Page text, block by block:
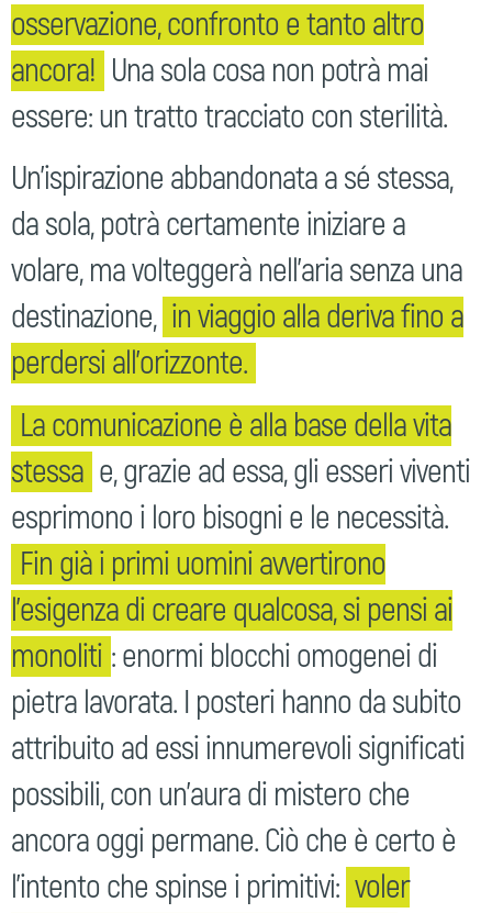
osservazione, confronto e tanto altro
ancora! Una sola cosa non potrà mai
essere: un tratto tracciato con sterilità.
Un’ispirazione abbandonata a sé stessa,
da sola, potrà certamente iniziare a
volare, ma volteggerà nell’aria senza una
destinazione, in viaggio alla deriva fino a
perdersi all’orizzonte.
La comunicazione è alla base della vita
stessa e, grazie ad essa, gli esseri viventi
esprimono i loro bisogni e le necessità.
Fin già i primi uomini avvertirono
l’esigenza di creare qualcosa, si pensi ai
monoliti : enormi blocchi omogenei di
pietra lavorata. I posteri hanno da subito
attribuito ad essi innumerevoli significati
possibili, con un’aura di mistero che
ancora oggi permane. Ciò che è certo è
l’intento che spinse i primitivi: voler